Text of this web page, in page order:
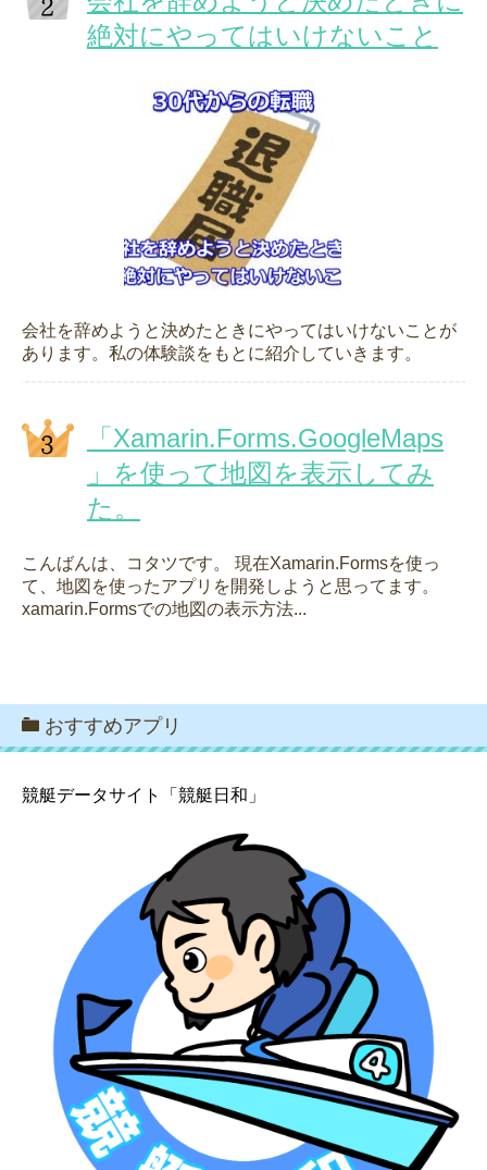
絶対にやってはいけないこと
会社を辞めようと決めたときにやってはいけないことが
あります。私の体験談をもとに紹介していきます。
「Xamarin.Forms.GoogleMaps
」を使って地図を表示してみ
た。
こんばんは、コタツです。 現在Xamarin.Formsを使っ
て、地図を使ったアプリを開発しようと思ってます。
xamarin.Formsでの地図の表示方法...
おすすめアプリ
競艇データサイト「競艇日和」